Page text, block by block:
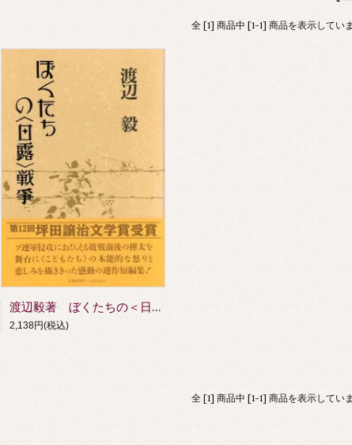
全 [1] 商品中 [1-1] 商品を表示してい
渡辺毅著 ぼくたちの＜日露＞戦争
2,138円(税込)
全 [1] 商品中 [1-1] 商品を表示してい